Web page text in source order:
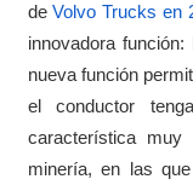
deVolvo Trucks en
innovadora función:
nueva función
el conductor
característica
minería, en las